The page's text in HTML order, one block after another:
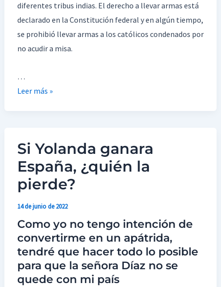
diferentes tribus indias. El derecho a llevar armas está
declarado en la Constitución federal y en algún tiempo,
se prohibió llevar armas a los católicos condenados por
no acudir a misa.
…
Leer más »
Si Yolanda ganara
España, ¿quién la
pierde?
14 de junio de 2022
Como yo no tengo intención de
convertirme en un apátrida,
tendré que hacer todo lo posible
para que la señora Díaz no se
quede con mi país
Si
Yolanda
ganara
España,
¿quién
la